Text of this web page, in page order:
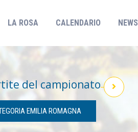
LA ROSA CALENDARIO NEWS
del campionato
EMILIA ROMAGNA